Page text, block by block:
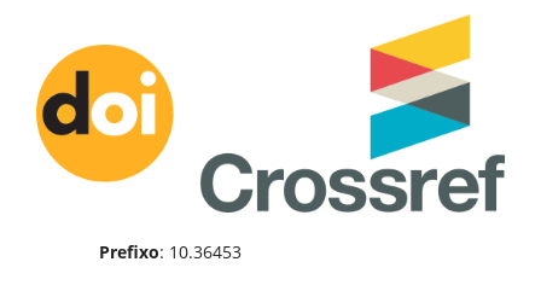
Prefixo: 10.36453